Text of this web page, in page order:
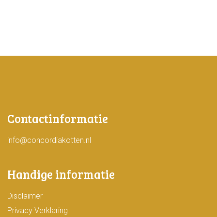
Contactinformatie
info@concordiakotten.nl
Handige informatie
Disclaimer
Privacy Verklaring